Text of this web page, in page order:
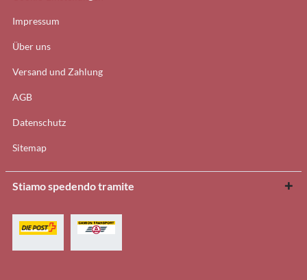
Impressum
Über uns
Versand und Zahlung
AGB
Datenschutz
Sitemap
Stiamo spedendo tramite